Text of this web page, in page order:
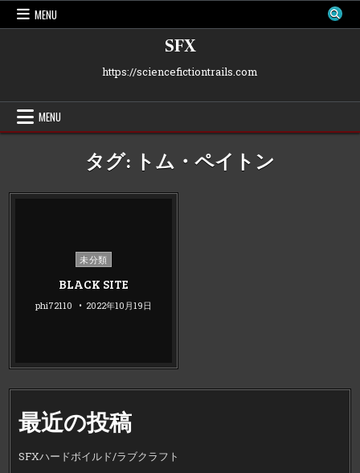
Skip
MENU
SFX
https://sciencefictiontrails.com
MENU
タグ: トム・ペイトン
Posted
未分類
BLACK SITE
phi72110 2022年10月19日
最近の投稿
SFXハードボイルド/ラブクラフト